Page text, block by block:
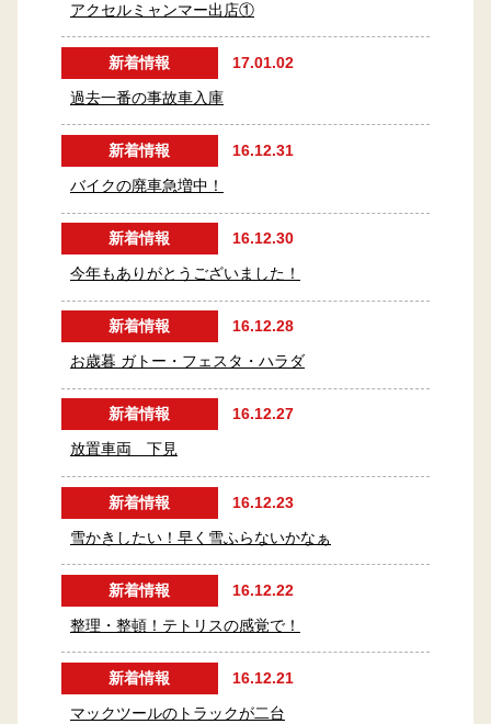
アクセルミャンマー出店①
新着情報 17.01.02
過去一番の事故車入庫
新着情報 16.12.31
バイクの廃車急増中！
新着情報 16.12.30
今年もありがとうございました！
新着情報 16.12.28
お歳暮 ガトー・フェスタ・ハラダ
新着情報 16.12.27
放置車両 下見
新着情報 16.12.23
雪かきしたい！早く雪ふらないかなぁ
新着情報 16.12.22
整理・整頓！テトリスの感覚で！
新着情報 16.12.21
マックツールのトラックが二台